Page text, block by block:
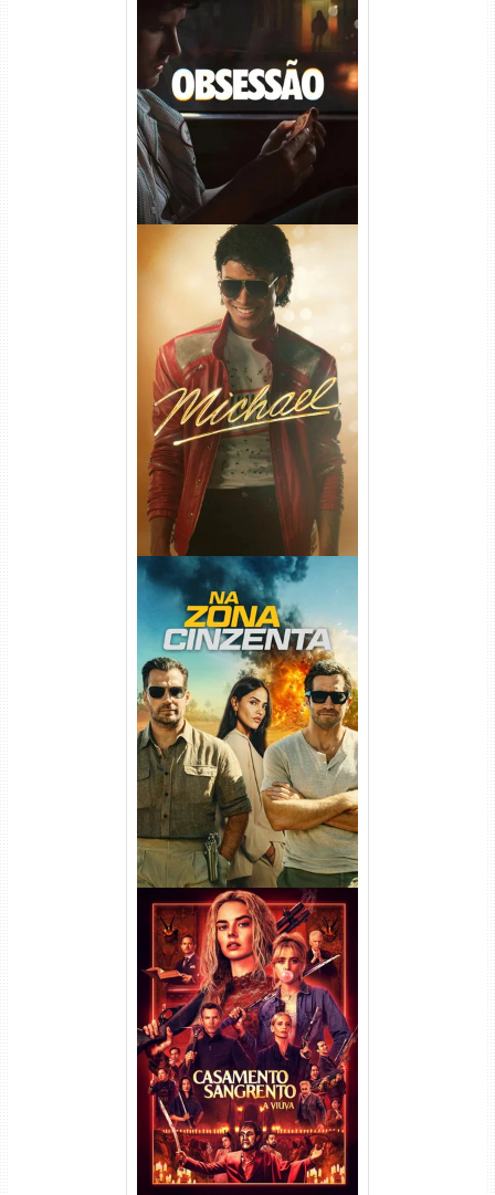
Obsessão Torrent (2026)
WEB-DL 1080p/4K Dual
Áudio
Michael Torrent (2026) WEB-
DL 1080p/4K Dual Áudio
Na Zona Cinzenta Torrent
(2026) WEB-DL 1080p/4K
Dual Áudio
Casamento Sangrento: A
Viúva Torrent (2026) WEB-DL
720p/1080p/4K Dual Áudio